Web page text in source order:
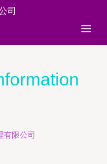
司
有限公司